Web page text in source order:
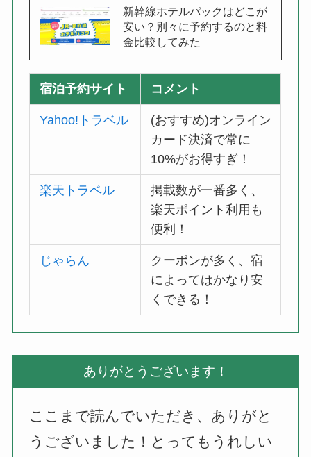
新幹線ホテルパックはどこが
安い？別々に予約するのと料
金比較してみた
宿泊予約サイト コメント
Yahoo!トラベル
(おすすめ)オンライン
カード決済で常に
10%がお得すぎ！
楽天トラベル
掲載数が一番多く、
楽天ポイント利用も
便利！
じゃらん
クーポンが多く、宿
によってはかなり安
くできる！
ありがとうございます！
ここまで読んでいただき、ありがと
うございました！とってもうれしい